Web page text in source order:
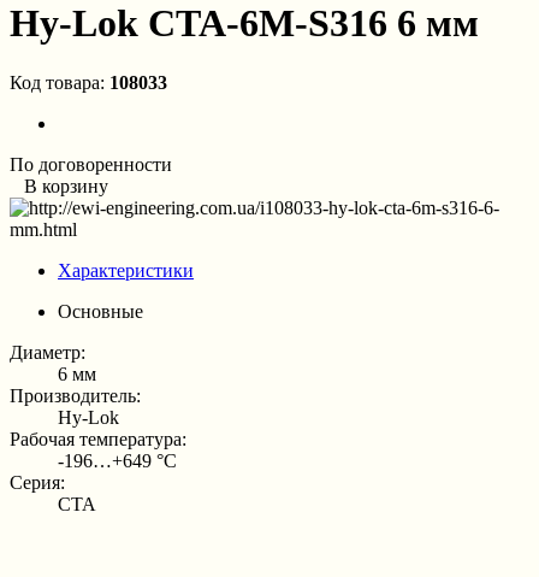
Hy-Lok CTA-6M-S316 6 мм
Код товара: 108033
По договоренности
В корзину
Характеристики
Основные
Диаметр:
6 мм
Производитель:
Hy-Lok
Рабочая температура:
-196…+649 °С
Серия:
CTA